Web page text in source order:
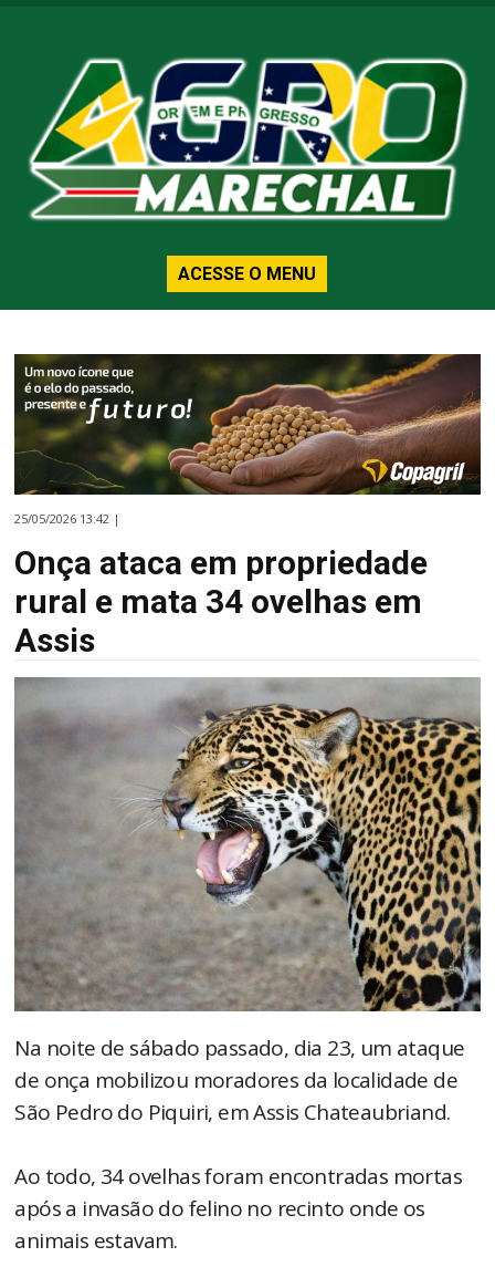
ACESSE O MENU
25/05/2026 13:42 |
Onça ataca em propriedade
rural e mata 34 ovelhas em
Assis
Na noite de sábado passado, dia 23, um ataque
de onça mobilizou moradores da localidade de
São Pedro do Piquiri, em Assis Chateaubriand.
Ao todo, 34 ovelhas foram encontradas mortas
após a invasão do felino no recinto onde os
animais estavam.